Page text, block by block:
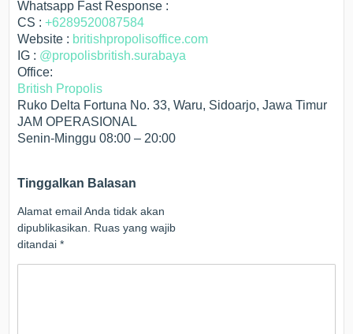
Whatsapp Fast Response :
CS :+6289520087584
Website : britishpropolisoffice.com
IG : @propolisbritish.surabaya
Office:
British Propolis
Ruko Delta Fortuna No. 33, Waru, Sidoarjo, Jawa Timur
JAM OPERASIONAL
Senin-Minggu 08:00 – 20:00
Tinggalkan Balasan
Alamat email Anda tidak akan
dipublikasikan.
Ruas yang wajib
ditandai*